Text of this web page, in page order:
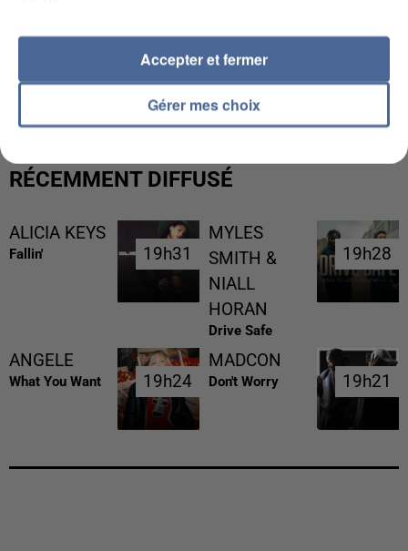
UNE TOURISTE DE L’OISE EMPORTÉE PAR UNE
COULÉE DE BOUE EN HAUTE-SAVOIE
RÉCEMMENT DIFFUSÉ
ALICIA KEYS
Fallin' 19h31
19h31
MYLES
SMITH &
NIALL
HORAN
Drive Safe
19h28
19h28
ANGELE
What You Want 19h24
19h24
MADCON
Don't Worry 19h21
19h21
Gérer mes choix
Accepter et fermer